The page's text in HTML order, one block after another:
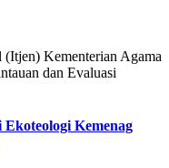
(Itjen) Kementerian Agama
dan Evaluasi
Kemenag